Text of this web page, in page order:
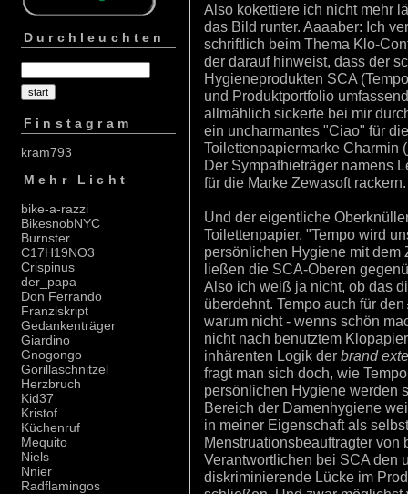
Durchleuchten
Finstagram
kram793
Mehr Licht
bike-a-razzi
BikesnobNYC
Burnster
C17H19NO3
Crispinus
der_papa
Don Ferrando
Franziskript
Gedankenträger
Giardino
Gnogongo
Gorillaschnitzel
Herzbruch
Kid37
Kristof
Küchenruf
Mequito
Niels
Nnier
Radflamingos
Also kokettiere ich nicht mehr
das Bild runter. Aaaaber: Ich
schriftlich beim Thema Klo-
der darauf hinweist, dass der
Hygieneprodukten SCA
und Produktportfolio
allmählich sickerte bei mir
ein uncharmantes "Ciao" für
Toilettenpapiermarke Charmin
Der Sympathieträger namens
für die Marke Zewasoft rackern.
Und der eigentliche
Toilettenpapier. "Tempo wird
persönlichen Hygiene mit dem
ließen die SCA-Oberen
Also ich weiß ja nicht, ob das
überdehnt. Tempo auch für den
warum nicht - wenns schön
nicht nach benutztem
inhärenten Logik der brand
fragt man sich doch, wie
persönlichen Hygiene werden
Bereich der Damenhygiene
in meiner Eigenschaft als
Menstruationsbeauftragter von
Verantwortlichen bei SCA den
diskriminierende Lücke im